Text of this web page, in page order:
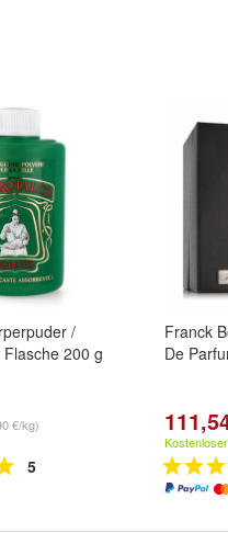
/
200 g
€/kg)
5
Franck
De